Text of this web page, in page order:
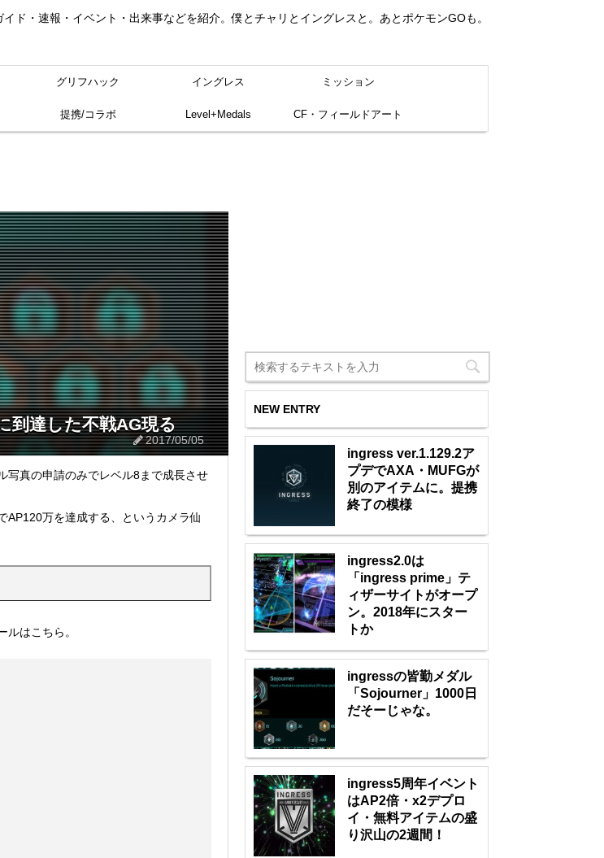
ド・速報・イベント・出来事などを紹介。僕とチャリとイングレスと。あとポケモンGOも。
グリフハック イングレス ミッション
提携/コラボ Level+Medals CF・フィールドアート
到達した不戦AG現る
2017/05/05
写真の申請のみでレベル8まで成長させ
AP120万を達成する、というカメラ仙
はこちら。
NEW ENTRY
ingress ver.1.129.2ア
プデでAXA・MUFGが
別のアイテムに。提携
終了の模様
ingress2.0は
「ingress prime」テ
ィザーサイトがオープ
ン。2018年にスター
トか
ingressの皆勤メダル
「Sojourner」1000日
だそーじゃな。
ingress5周年イベント
はAP2倍・x2デプロ
イ・無料アイテムの盛
り沢山の2週間！